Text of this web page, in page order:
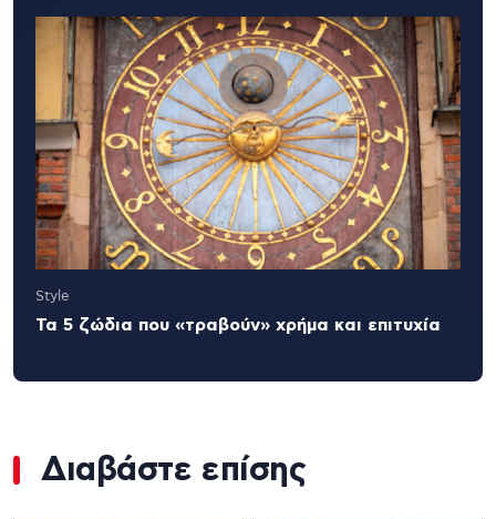
Style
Τα 5 ζώδια που «τραβούν» χρήμα και επιτυχία
Διαβάστε επίσης